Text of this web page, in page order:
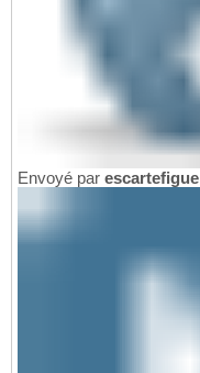
Envoyé par escartefigue